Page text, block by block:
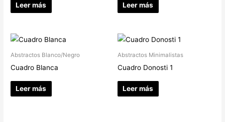
Leer más Leer más
Abstractos Blanco/Negro
Cuadro Blanca
Leer más
Abstractos Minimalistas
Cuadro Donosti 1
Leer más